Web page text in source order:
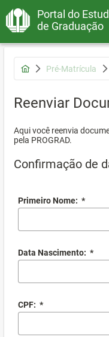
Portal do
de Graduação
Pré-Matrícula
Reenviar
Aqui você reenvia
pela PROGRAD.
Confirmação de
Primeiro Nome: *
Data Nascimento: *
CPF: *